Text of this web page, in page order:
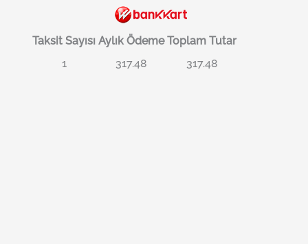
Taksit Sayısı Aylık Ödeme Toplam Tutar
1
317.48 317.48